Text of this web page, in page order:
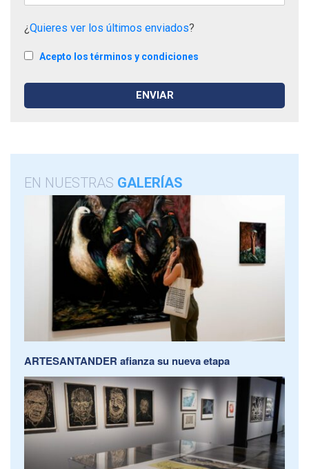
¿Quieres ver los últimos enviados?
Acepto los términos y condiciones
EN NUESTRAS GALERÍAS
ARTESANTANDER afianza su nueva etapa